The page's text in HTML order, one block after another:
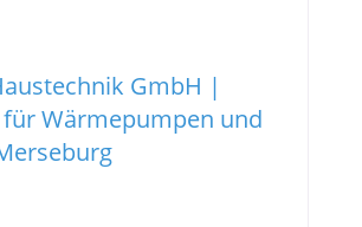
GmbH |
für Wärmepumpen und